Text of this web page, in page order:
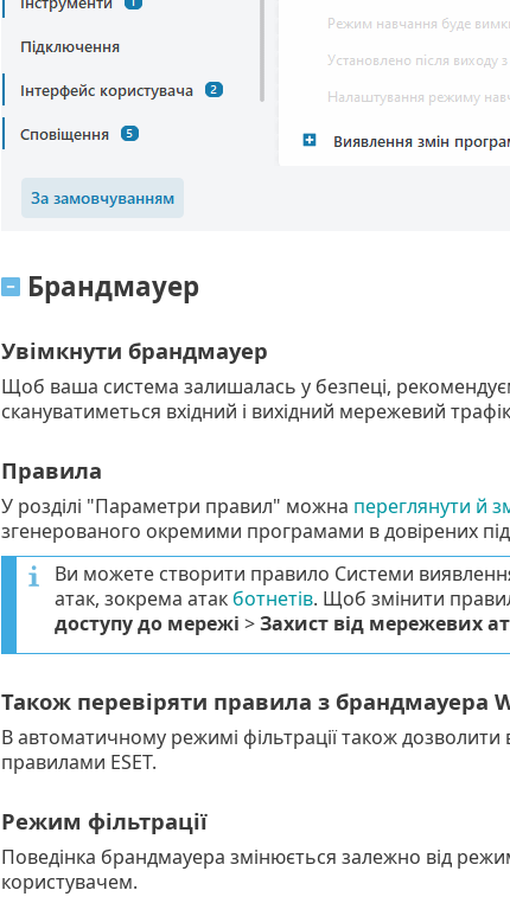
Брандмауер
Увімкнути брандмауер
Щоб ваша система залишалась у безпеці,
скануватиметься вхідний і вихідний мережевий
Правила
У розділі "Параметри правил" можна переглянути й
згенерованого окремими програмами в довірених
Ви можете створити правило Системи
атак, зокрема атак ботнетів. Щоб змінити
доступу до мережі >Захист від мережевих
Також перевіряти правила з брандмауера
В автоматичному режимі фільтрації також
правилами ESET.
Режим фільтрації
Поведінка брандмауера змінюється залежно від
користувачем.